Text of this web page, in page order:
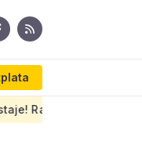
pauza i dovoljno